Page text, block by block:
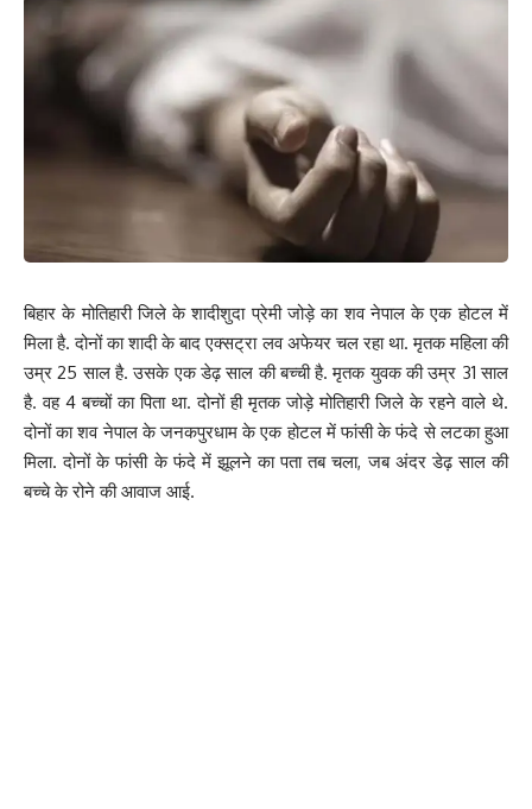
बिहार के मोतिहारी जिले के शादीशुदा प्रेमी जोड़े का शव नेपाल के एक होटल में
मिला है. दोनों का शादी के बाद एक्सट्रा लव अफेयर चल रहा था. मृतक महिला की
उम्र 25 साल है. उसके एक डेढ़ साल की बच्ची है. मृतक युवक की उम्र 31 साल
है. वह 4 बच्चों का पिता था. दोनों ही मृतक जोड़े मोतिहारी जिले के रहने वाले थे.
दोनों का शव नेपाल के जनकपुरधाम के एक होटल में फांसी के फंदे से लटका हुआ
मिला. दोनों के फांसी के फंदे में झूलने का पता तब चला, जब अंदर डेढ़ साल की
बच्चे के रोने की आवाज आई.